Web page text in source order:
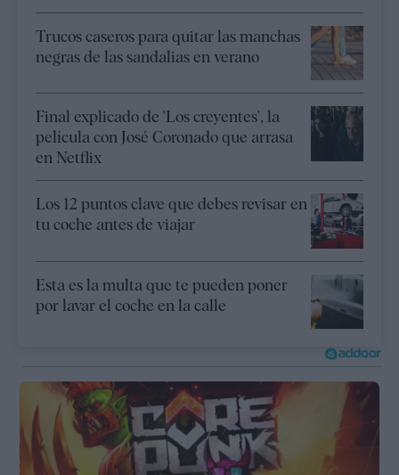
Trucos caseros para quitar las manchas
negras de las sandalias en verano
Final explicado de 'Los creyentes', la
película con José Coronado que arrasa
en Netflix
Los 12 puntos clave que debes revisar en
tu coche antes de viajar
Esta es la multa que te pueden poner
por lavar el coche en la calle